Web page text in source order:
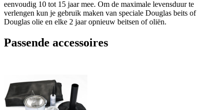
eenvoudig 10 tot 15 jaar mee. Om de maximale levensduur te
verlengen kun je gebruik maken van speciale Douglas beits of
Douglas olie en elke 2 jaar opnieuw beitsen of oliën.
Passende accessoires